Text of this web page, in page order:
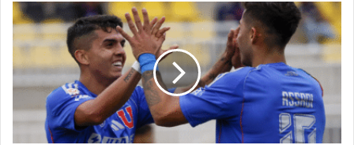
de
Chile
Reconocimiento
de
Leo
Valencia
a
Lucas
Assadi
Universidad